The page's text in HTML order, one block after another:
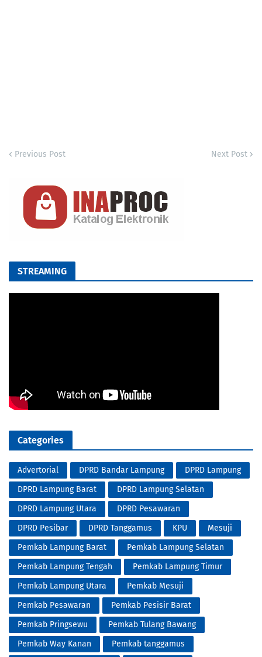
Previous Post Next Post
STREAMING
Categories
Advertorial DPRD Bandar Lampung
DPRD Lampung
DPRD Lampung Barat
DPRD Lampung Selatan
DPRD Lampung Utara
DPRD Pesawaran
DPRD Pesibar
DPRD Tanggamus KPU
Mesuji
Pemkab Lampung Barat
Pemkab Lampung Selatan
Pemkab Lampung Tengah
Pemkab Lampung Timur
Pemkab Lampung Utara
Pemkab Mesuji
Pemkab Pesawaran
Pemkab Pesisir Barat
Pemkab Pringsewu
Pemkab Tulang Bawang
Pemkab Way Kanan
Pemkab tanggamus